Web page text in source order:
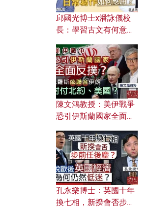
邱國光博士x潘詠儀校
長：學習古文有何意
文之美？ 日常寫作如何
應用？
陳文鴻教授：美伊戰爭
恐引伊斯蘭國家全面反
對付北約美國？
孔永樂博士：英國十年
換七相，新揆會否步前